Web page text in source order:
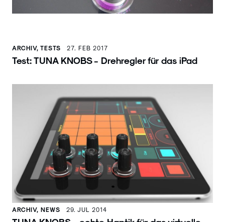
ARCHIV, TESTS 27. FEB 2017
Test: TUNA KNOBS - Drehregler für das iPad
ARCHIV, NEWS 29. JUL 2014